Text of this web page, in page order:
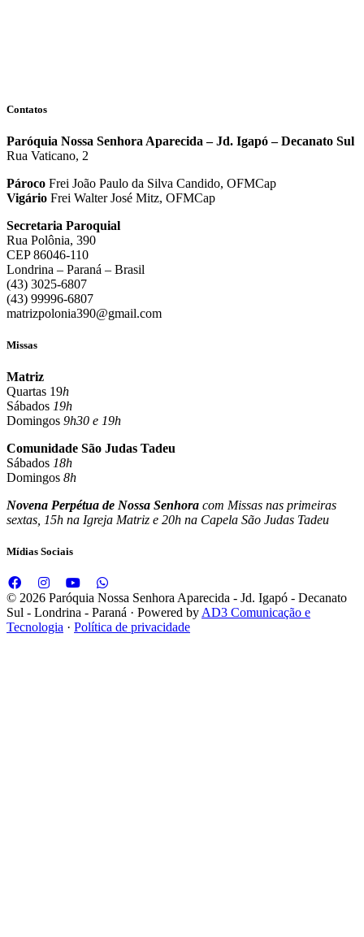
Contatos
Paróquia Nossa Senhora Aparecida – Jd. Igapó – Decanato Sul
Rua Vaticano, 2
Pároco Frei João Paulo da Silva Candido, OFMCap
Vigário Frei Walter José Mitz, OFMCap
Secretaria Paroquial
Rua Polônia, 390
CEP 86046-110
Londrina – Paraná – Brasil
(43) 3025-6807
(43) 99996-6807
matrizpolonia390@gmail.com
Missas
Matriz
Quartas 19h
Sábados 19h
Domingos 9h30 e 19h
Comunidade São Judas Tadeu
Sábados 18h
Domingos 8h
Novena Perpétua de Nossa Senhora com Missas nas primeiras
sextas, 15h na Igreja Matriz e 20h na Capela São Judas Tadeu
Mídias Sociais
© 2026 Paróquia Nossa Senhora Aparecida - Jd. Igapó - Decanato
Sul - Londrina - Paraná · Powered byAD3 Comunicação e
Tecnologia · Política de privacidade